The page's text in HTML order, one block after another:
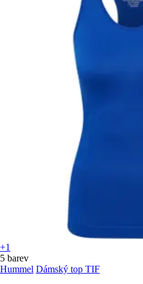
+1
5 barev
Hummel Dámský top TIF